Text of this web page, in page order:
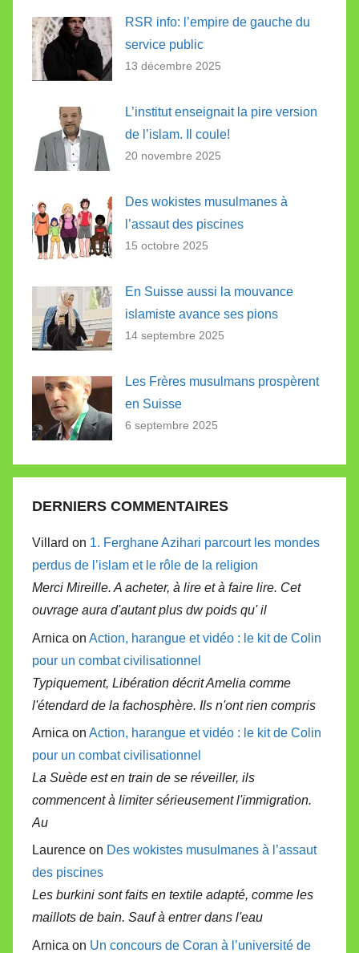
RSR info: l’empire de gauche du
service public
13 décembre 2025
L’institut enseignait la pire version
de l’islam. Il coule!
20 novembre 2025
Des wokistes musulmanes à
l’assaut des piscines
15 octobre 2025
En Suisse aussi la mouvance
islamiste avance ses pions
14 septembre 2025
Les Frères musulmans prospèrent
en Suisse
6 septembre 2025
DERNIERS COMMENTAIRES
Villard on 1. Ferghane Azihari parcourt les mondes
perdus de l’islam et le rôle de la religion
Merci Mireille. A acheter, à lire et à faire lire. Cet
ouvrage aura d'autant plus dw poids qu' il
Arnica on Action, harangue et vidéo : le kit de Colin
pour un combat civilisationnel
Typiquement, Libération décrit Amelia comme
l'étendard de la fachosphère. Ils n'ont rien compris
Arnica on Action, harangue et vidéo : le kit de Colin
pour un combat civilisationnel
La Suède est en train de se réveiller, ils
commencent à limiter sérieusement l'immigration.
Au
Laurence on Des wokistes musulmanes à l’assaut
des piscines
Les burkini sont faits en textile adapté, comme les
maillots de bain. Sauf à entrer dans l'eau
Arnica on Un concours de Coran à l’université de